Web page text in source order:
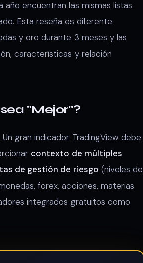
encuentran las mismas listas
Esta reseña es diferente.
y oro durante 3 meses y las
características y relación
"Mejor"?
gran indicador TradingView debe
contexto de múltiples
de gestión de riesgo (niveles de
forex, acciones, materias
integrados gratuitos como